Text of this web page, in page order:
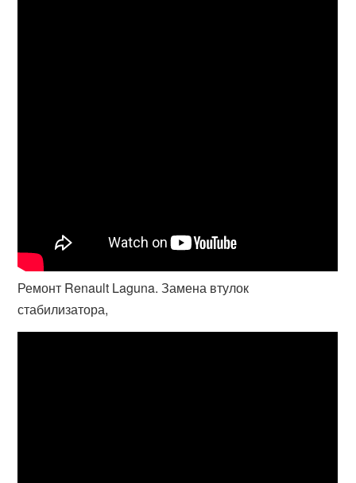
Ремонт Renault Laguna. Замена втулок
стабилизатора,